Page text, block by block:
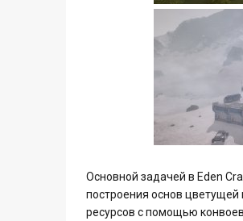
Основной задачей в Eden
построения основ цветущей
ресурсов с помощью